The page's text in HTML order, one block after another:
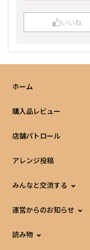
いいね
ホーム
購入品レビュー
店舗パトロール
アレンジ投稿
みんなと交流する
運営からのお知らせ
読み物